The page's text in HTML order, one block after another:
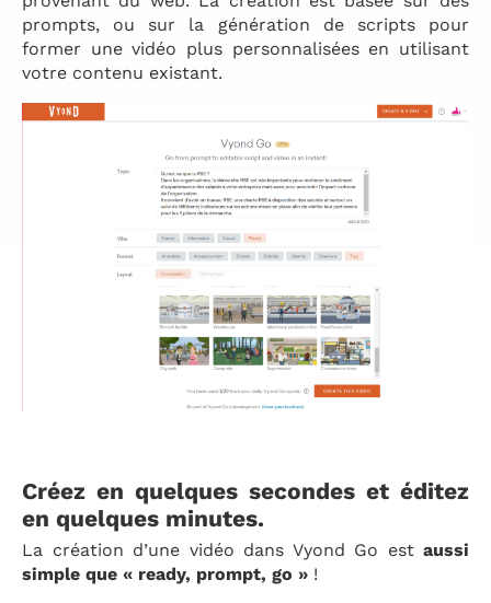
prompts, ou sur la génération de scripts pour
former une vidéo plus personnalisées en utilisant
votre contenu existant.
Créez en quelques secondes et éditez
en quelques minutes.
La création d’une vidéo dans Vyond Go est aussi
simple que « ready, prompt, go » !